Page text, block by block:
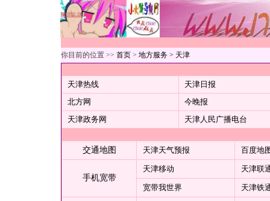
你目前的位置 >> 首页 > 地方服务 > 天津
天津热线
天津日报
北方网
今晚报
天津政务网
天津人民广播电台
交通地图 天津天气预报 百度地
手机宽带
天津移动 天津联
宽带我世界 天津铁